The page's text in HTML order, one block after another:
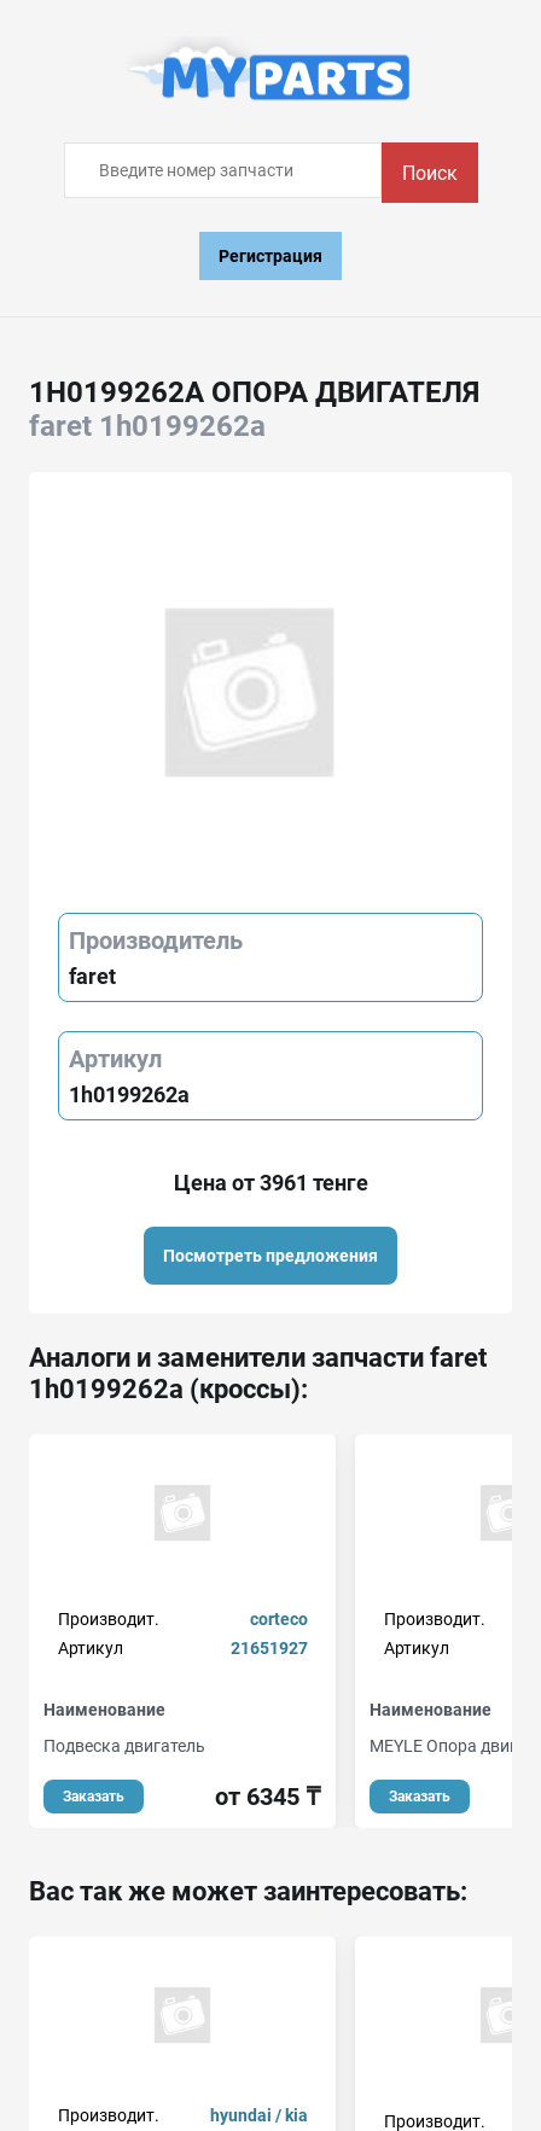
Поиск
Регистрация
1H0199262A ОПОРА ДВИГАТЕЛЯ
faret 1h0199262a
Производитель
faret
Артикул
1h0199262a
Цена от 3961 тенге
Посмотреть предложения
Аналоги и заменители запчасти faret
1h0199262a (кроссы):
Производит.
corteco
Артикул
21651927
Наименование
Подвеска двигатель
Заказать от 6345 ₸
Производит.
Артикул
Наименование
MEYLE Опора
Заказать
Вас так же может заинтересовать:
Производит.
hyundai / kia
Производит.